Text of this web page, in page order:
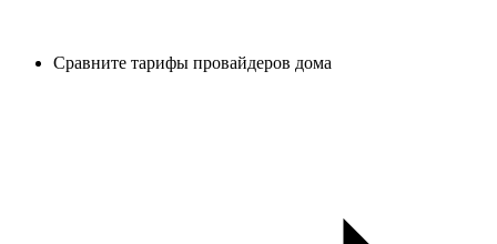
Сравните тарифы провайдеров дома